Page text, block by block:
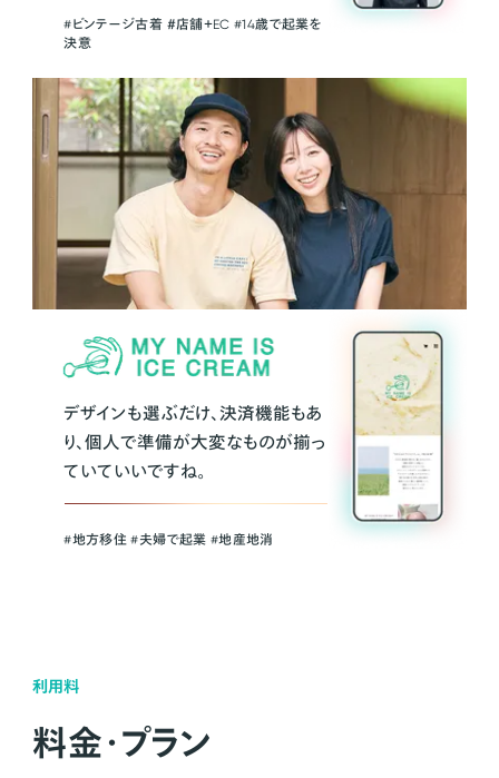
#ビンテージ古着 ＃店舗＋EC #14歳で起業を
決意
デザインも選ぶだけ、決済機能もあ
り、個人で準備が大変なものが揃っ
ていていいですね。
#地方移住 #夫婦で起業 #地産地消
利用料
料金・プラン